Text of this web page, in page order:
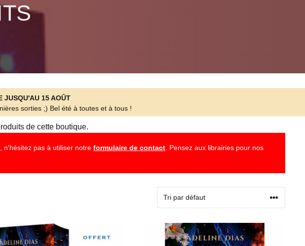
JUSQU'AU 15 AOÛT
sorties ;) Bel été à toutes et à tous !
de cette boutique.
n'hésitez pas à utiliser notre formulaire de contact . Pensez aux librairies pour nos